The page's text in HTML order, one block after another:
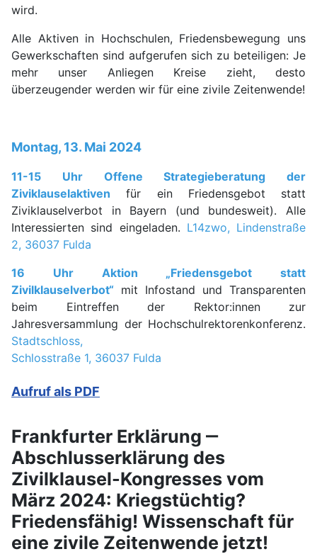
wird.
Alle Aktiven in Hochschulen, Friedensbewegung uns
Gewerkschaften sind aufgerufen sich zu beteiligen: Je
mehr unser Anliegen Kreise zieht, desto
überzeugender werden wir für eine zivile Zeitenwende!
Montag, 13. Mai 2024
11-15 Uhr Offene Strategieberatung der
Ziviklauselaktiven für ein Friedensgebot statt
Ziviklauselverbot in Bayern (und bundesweit). Alle
Interessierten sind eingeladen. L14zwo, Lindenstraße
2, 36037 Fulda
16 Uhr Aktion „Friedensgebot statt
Zivilklauselverbot“ mit Infostand und Transparenten
beim Eintreffen der Rektor:innen zur
Jahresversammlung der Hochschulrektorenkonferenz.
Stadtschloss,
Schlosstraße 1, 36037 Fulda
Aufruf als PDF
Frankfurter Erklärung ‒
Abschlusserklärung des
Zivilklausel-Kongresses vom
März 2024: Kriegstüchtig?
Friedensfähig! Wissenschaft für
eine zivile Zeitenwende jetzt!